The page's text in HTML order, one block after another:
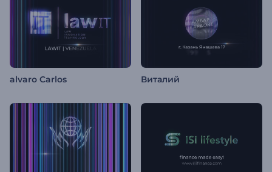
alvaro Carlos Виталий